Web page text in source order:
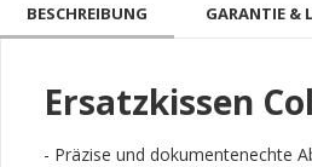
BESCHREIBUNG GARANTIE &
Ersatzkissen
- Präzise und dokumentenechte